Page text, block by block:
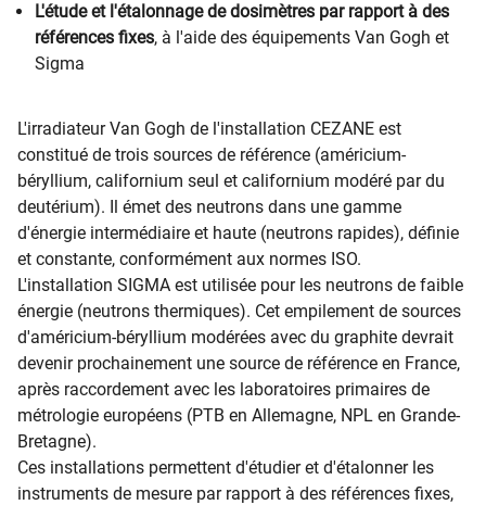
L'étude et l'étalonnage de dosimètres par rapport à des
références fixes, à l'aide des équipements Van Gogh et
Sigma
L'irradiateur Van Gogh de l'installation CEZANE est
constitué de trois sources de référence (américium-
béryllium, californium seul et californium modéré par du
deutérium). Il émet des neutrons dans une gamme
d'énergie intermédiaire et haute (neutrons rapides), définie
et constante, conformément aux normes ISO.
L'installation SIGMA est utilisée pour les neutrons de faible
énergie (neutrons thermiques). Cet empilement de sources
d'américium-béryllium modérées avec du graphite devrait
devenir prochainement une source de référence en France,
après raccordement avec les laboratoires primaires de
métrologie européens (PTB en Allemagne, NPL en Grande-
Bretagne).
Ces installations permettent d'étudier et d'étalonner les
instruments de mesure par rapport à des références fixes,